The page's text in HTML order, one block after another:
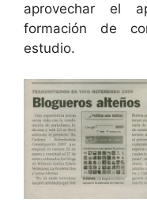
aprovechar el
formación de
estudio.